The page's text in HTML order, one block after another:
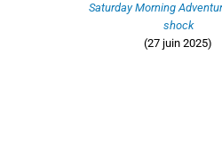
Saturday Morning
shock
(27 juin 2025)